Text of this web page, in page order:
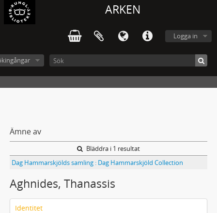
ARKEN
Logga in
Ämne av
Bläddra i 1 resultat
Dag Hammarskjölds samling : Dag Hammarskjöld Collection
Aghnides, Thanassis
Identitet